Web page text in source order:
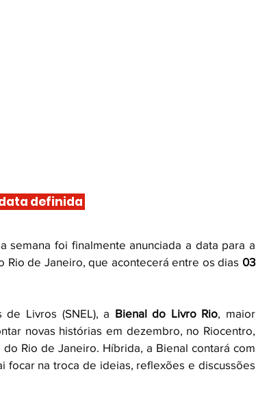
definida
semana foi finalmente anunciada a data para a
Rio de Janeiro, que acontecerá entre os dias 03
Livros (SNEL), a Bienal do Livro Rio, maior
novas histórias em dezembro, no Riocentro,
Rio de Janeiro. Híbrida, a Bienal contará com
focar na troca de ideias, reflexões e discussões